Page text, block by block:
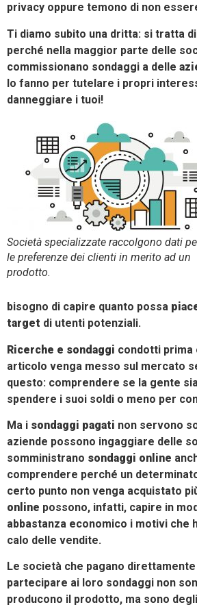
privacy oppure temono di non
Ti diamo subito una dritta: si tratta
perché nella maggior parte delle
commissionano sondaggi a delle
lo fanno per tutelare i propri
danneggiare i tuoi!
Società specializzate raccolgono dati
le preferenze dei clienti in merito ad un
prodotto.
bisogno di capire quanto possa
target di utenti potenziali.
Ricerche e sondaggi condotti prima
articolo venga messo sul mercato
questo: comprendere se la gente
spendere i suoi soldi o meno per
Ma i sondaggi pagati non servono
aziende possono ingaggiare delle
somministrano sondaggi online
comprendere perché un
certo punto non venga acquistato
online possono, infatti, capire in
abbastanza economico i motivi che
calo delle vendite.
Le società che pagano
partecipare ai loro sondaggi non
producono il prodotto, ma sono degli